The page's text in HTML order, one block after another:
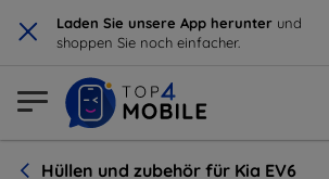
× Laden Sie unsere App herunter und
shoppen Sie noch einfacher.
Hüllen und zubehör für Kia EV6